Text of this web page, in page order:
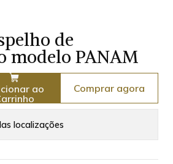
de
modelo PANAM
ao
Comprar agora
localizações